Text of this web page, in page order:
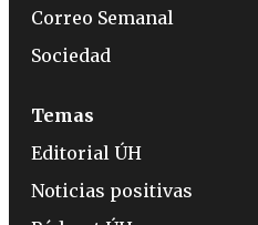
Correo Semanal
Sociedad
Temas
Editorial ÚH
Noticias positivas